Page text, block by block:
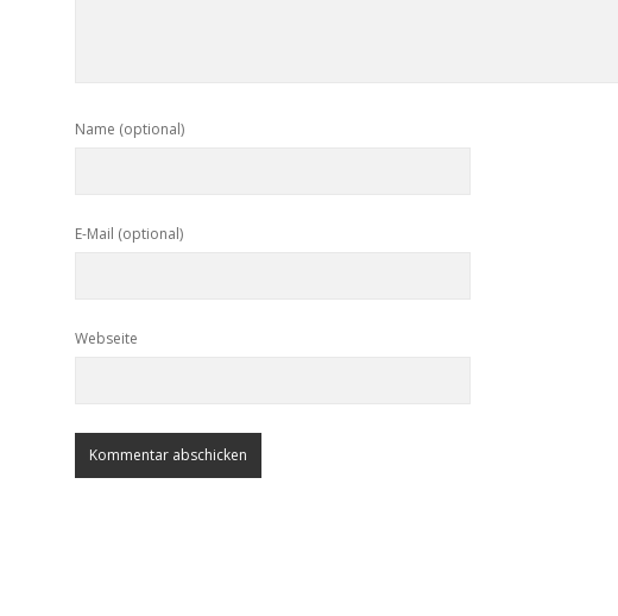
Name (optional)
E-Mail (optional)
Webseite